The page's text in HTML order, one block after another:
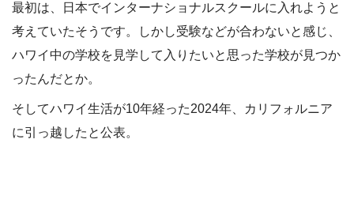
最初は、日本でインターナショナルスクールに入れようと
考えていたそうです。しかし受験などが合わないと感じ、
ハワイ中の学校を見学して入りたいと思った学校が見つか
ったんだとか。
そしてハワイ生活が10年経った2024年、カリフォルニア
に引っ越したと公表。